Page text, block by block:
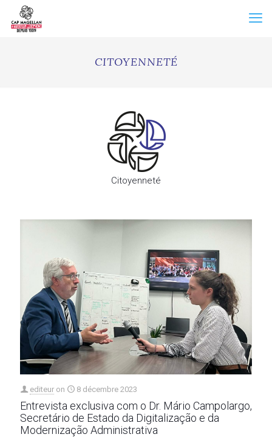
CITOYENNETÉ
Citoyenneté
editeur on 8 décembre 2023
Entrevista exclusiva com o Dr. Mário Campolargo,
Secretário de Estado da Digitalização e da
Modernização Administrativa